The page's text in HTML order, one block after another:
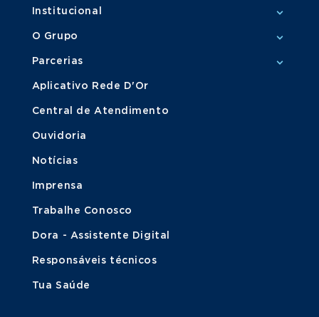
Institucional
O Grupo
Parcerias
Aplicativo Rede D'Or
Central de Atendimento
Ouvidoria
Notícias
Imprensa
Trabalhe Conosco
Dora - Assistente Digital
Responsáveis técnicos
Tua Saúde